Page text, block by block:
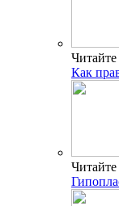
Как